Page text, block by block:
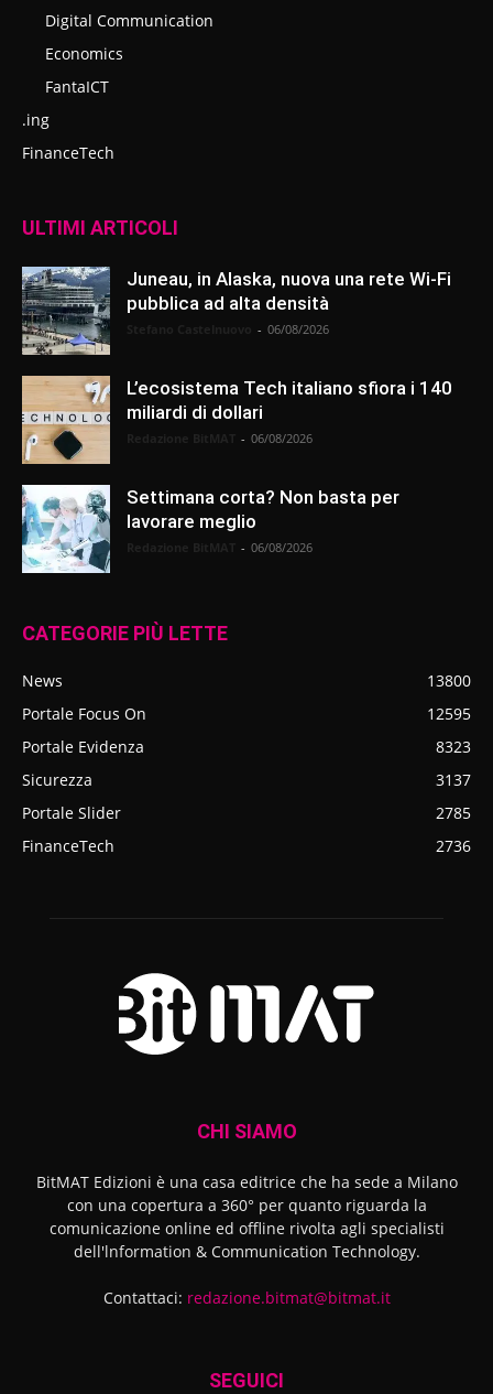
Digital Communication
Economics
FantaICT
.ing
FinanceTech
ULTIMI ARTICOLI
Juneau, in Alaska, nuova una rete Wi-Fi
pubblica ad alta densità
- 06/08/2026
L’ecosistema Tech italiano sfiora i 140
miliardi di dollari
- 06/08/2026
Settimana corta? Non basta per
lavorare meglio
- 06/08/2026
CATEGORIE PIÙ LETTE
News
13800
Portale Focus On
12595
Portale Evidenza
8323
Sicurezza
3137
Portale Slider
2785
FinanceTech
2736
CHI SIAMO
BitMAT Edizioni è una casa editrice che ha sede a Milano
con una copertura a 360° per quanto riguarda la
comunicazione online ed offline rivolta agli specialisti
dell'lnformation & Communication Technology.
Contattaci: redazione.bitmat@bitmat.it
SEGUICI